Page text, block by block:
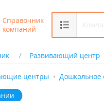
Справочник
компаний
Развивающий центр
центры Дошкольное